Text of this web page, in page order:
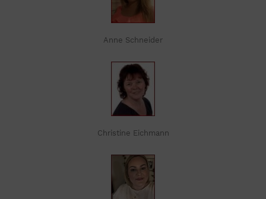
Anne Schneider
Christine Eichmann